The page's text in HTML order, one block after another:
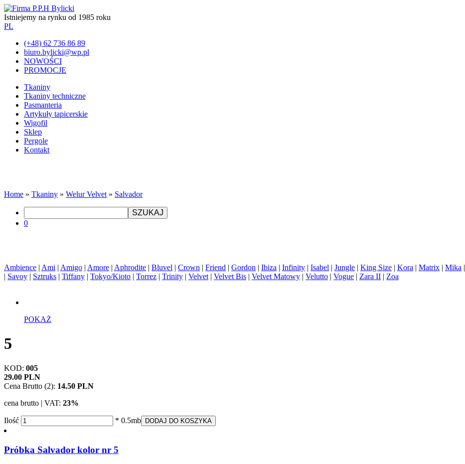
Istniejemy na rynku od 1985 roku
PL
(+48) 62 736 86 89
biuro.bylicki@wp.pl
NOWOŚCI
PROMOCJE
Tkaniny
Tkaniny techniczne
Pasmanteria
Artykuły tapicerskie
Wigofil
Sklep
Pergole
Kontakt
Home » Tkaniny » Welur Velvet » Salvador
SZUKAJ
0
Ambience | Ami | Amigo | Amore | Aphrodite | Bluvel | Crown | Friend | Gordon | Ibiza | Infinity | Isabel | Jungle | King Size | Kora | Matrix | Mika |
| Savoy | Sztruks | Tiffany | Tokyo/Kioto | Torrez | Trinity | Velvet | Velvet Bis | Velvet Matowy | Velutto | Vogue | Zara II | Zoa
POKAŻ
5
KOD: 005
29.00 PLN
Cena Brutto (2): 14.50 PLN
cena brutto | VAT: 23%
Ilość * 0.5mb DODAJ DO KOSZYKA
Próbka Salvador kolor nr 5